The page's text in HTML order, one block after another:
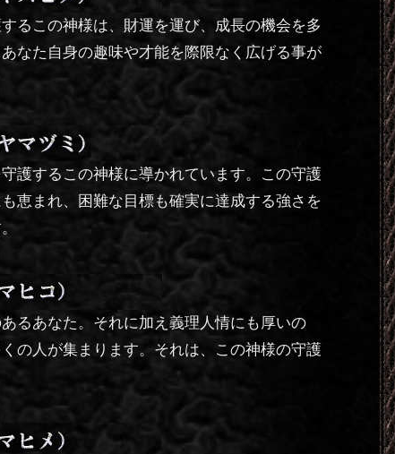
るこの神様は、財運を運び、成長の機会を多
なた自身の趣味や才能を際限なく広げる事が
護するこの神様に導かれています。この守護
恵まれ、困難な目標も確実に達成する強さを
るあなた。それに加え義理人情にも厚いの
の人が集まります。それは、この神様の守護